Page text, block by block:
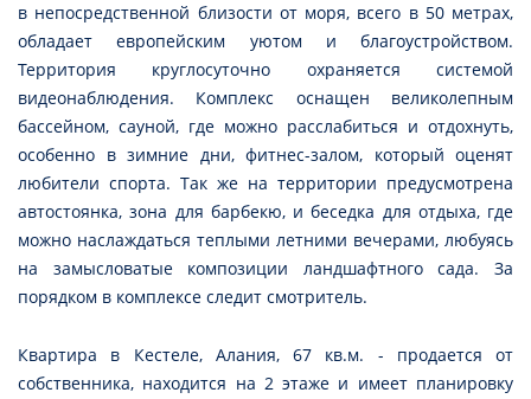
в непосредственной близости от моря, всего в 50 метрах,
обладает европейским уютом и благоустройством.
Территория круглосуточно охраняется системой
видеонаблюдения. Комплекс оснащен великолепным
бассейном, сауной, где можно расслабиться и отдохнуть,
особенно в зимние дни, фитнес-залом, который оценят
любители спорта. Так же на территории предусмотрена
автостоянка, зона для барбекю, и беседка для отдыха, где
можно наслаждаться теплыми летними вечерами, любуясь
на замысловатые композиции ландшафтного сада. За
порядком в комплексе следит смотритель.
Квартира в Кестеле, Алания, 67 кв.м. - продается от
собственника, находится на 2 этаже и имеет планировку